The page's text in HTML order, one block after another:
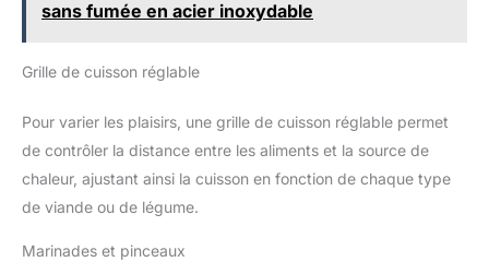
sans fumée en acier inoxydable
Grille de cuisson réglable
Pour varier les plaisirs, une grille de cuisson réglable permet
de contrôler la distance entre les aliments et la source de
chaleur, ajustant ainsi la cuisson en fonction de chaque type
de viande ou de légume.
Marinades et pinceaux